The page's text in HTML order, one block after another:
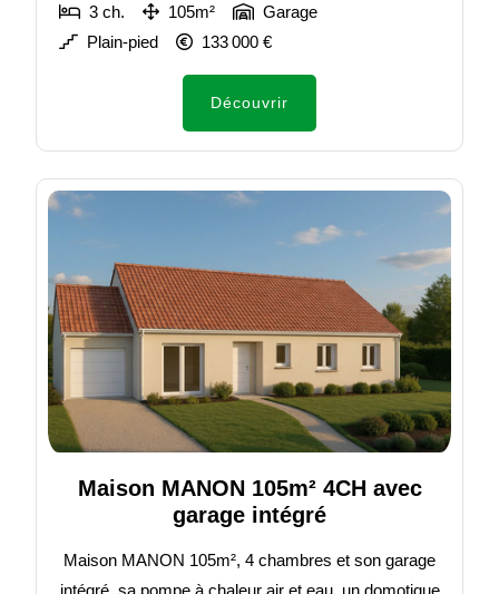
3 ch. 105m²
Garage
Plain-pied
133 000 €
Découvrir
Maison MANON 105m² 4CH avec
garage intégré
Maison MANON 105m², 4 chambres et son garage
intégré, sa pompe à chaleur air et eau, un domotique